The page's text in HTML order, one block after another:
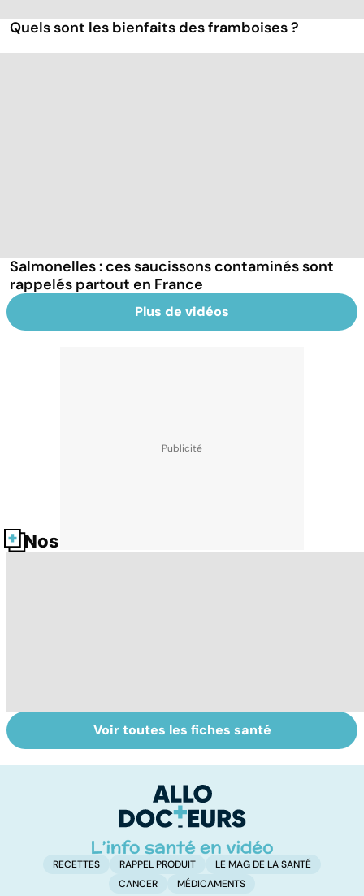
Quels sont les bienfaits des framboises ?
Salmonelles : ces saucissons contaminés sont
rappelés partout en France
Plus de vidéos
Nos fiches santé
Le magnésium,
un oligo-élément
Intestin irritable :
le régime
solution ?
Voir toutes les fiches santé
RECETTES RAPPEL PRODUIT
LE MAG DE LA SANTÉ
CANCER
MÉDICAMENTS